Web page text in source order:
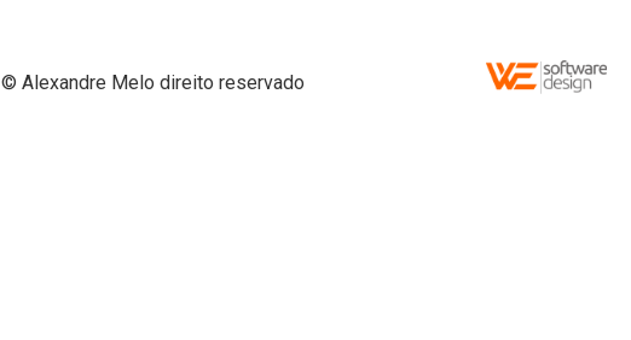
© Alexandre Melo direito reservado